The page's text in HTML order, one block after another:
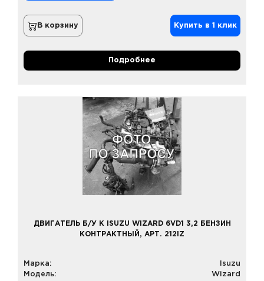
В корзину Купить в 1 клик
Подробнее
ДВИГАТЕЛЬ Б/У К ISUZU WIZARD 6VD1 3,2 БЕНЗИН
КОНТРАКТНЫЙ, АРТ. 212IZ
Марка:
Isuzu
Модель:
Wizard